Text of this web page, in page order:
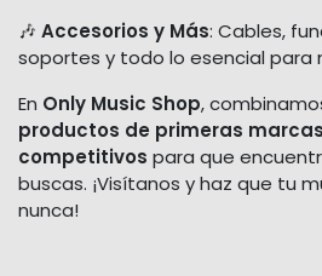
🎶 Accesorios y Más: Cables,
soportes y todo lo esencial para
En Only Music Shop,
productos de primeras
competitivos para que
buscas. ¡Visítanos y haz que tu
nunca!